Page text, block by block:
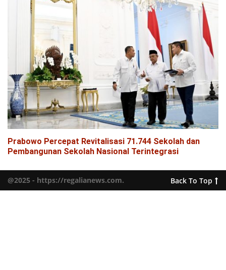
Prabowo Percepat Revitalisasi 71.744 Sekolah dan
Pembangunan Sekolah Nasional Terintegrasi
@2025 - https://regalianews.com. Back To Top